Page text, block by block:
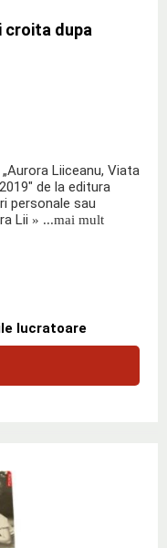
croita dupa
Liiceanu, Viata
de la editura
personale sau
Lii » ...mai mult
lucratoare